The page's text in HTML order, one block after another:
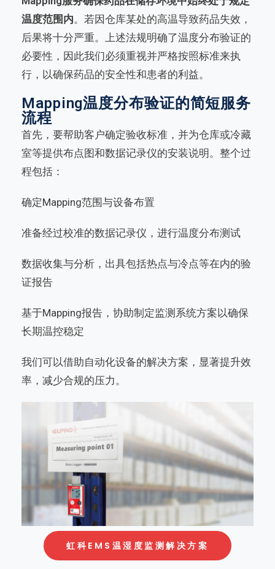
温度范围内。若因仓库某处的高温导致药品失效，
后果将十分严重。上述法规明确了温度分布验证的
必要性，因此我们必须重视并严格按照标准来执
行，以确保药品的安全性和患者的利益。
Mapping温度分布验证的简短服务
流程
首先，要帮助客户确定验收标准，并为仓库或冷藏
室等提供布点图和数据记录仪的安装说明。整个过
程包括：
确定Mapping范围与设备布置
准备经过校准的数据记录仪，进行温度分布测试
数据收集与分析，出具包括热点与冷点等在内的验
证报告
基于Mapping报告，协助制定监测系统方案以确保
长期温控稳定
我们可以借助自动化设备的解决方案，显著提升效
率，减少合规的压力。
虹科EMS温湿度监测解决方案